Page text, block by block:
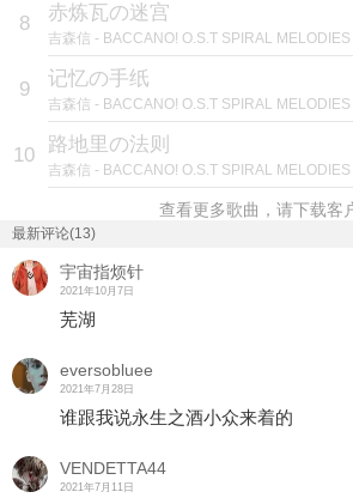
8 赤炼瓦の迷宫
吉森信 - BACCANO! O.S.T SPIRAL MELODIES
9 记忆の手纸
吉森信 - BACCANO! O.S.T SPIRAL MELODIES
10 路地里の法则
吉森信 - BACCANO! O.S.T SPIRAL MELODIES
查看更多歌曲，请下载客
最新评论(13)
宇宙指烦针
2021年10月7日
芜湖
eversobluee
2021年7月28日
谁跟我说永生之酒小众来着的
VENDETTA44
2021年7月11日